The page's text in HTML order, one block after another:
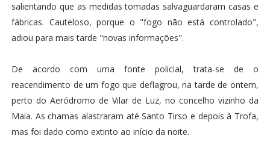
salientando que as medidas tomadas salvaguardaram casas e
fábricas. Cauteloso, porque o "fogo não está controlado",
adiou para mais tarde "novas informações".
De acordo com uma fonte policial, trata-se de o
reacendimento de um fogo que deflagrou, na tarde de ontem,
perto do Aeródromo de Vilar de Luz, no concelho vizinho da
Maia. As chamas alastraram até Santo Tirso e depois à Trofa,
mas foi dado como extinto ao início da noite.